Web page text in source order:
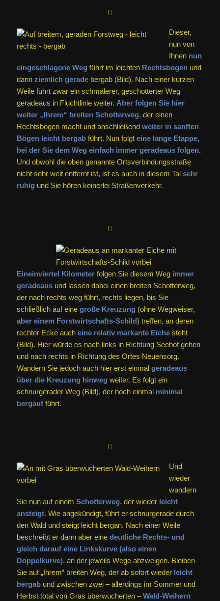
Dieser,
nun von
Ihnen nun
eingeschlagene Weg führt im leichten Rechtsbogenund
dann ziemlich geradebergab (Bild). Nach einer kurzen
Weile führt zwar ein schmälerer, geschotterter Weg
geradeaus in Fluchtlinie weiter. Aber folgen Sie hier
weiter „Ihrem“ breiten Schotterweg,der einen
Rechtsbogen macht und anschließend weiter in sanften
Bögen leicht bergabführt. Nun folgt eine lange Etappe,
bei der Sie dem Weg einfach immer geradeaus folgen.
Und obwohl die oben genannte Ortsverbindungsstraße
nicht sehr weit entfernt ist, ist es auch in diesem Tal sehr
ruhig und Sie hören keinerlei Straßenverkehr.
Eineinviertel Kilometerfolgen Sie diesem Weg immer
geradeausund lassen dabei einen breiten Schotterweg,
der nach rechts weg führt, rechts liegen, bis Sie
schließlich auf eine große Kreuzung (ohne Wegweiser,
aber einem Forstwirtschafts-Schild) treffen, an deren
rechter Ecke auch eine relativ markante Eichesteht
(Bild). Hier würde es nach links in Richtung Seehof gehen
und nach rechts in Richtung des Ortes Neuensorg.
Wandern Sie jedoch auch hier erst einmal geradeaus
über die Kreuzung hinweg weiter. Es folgt ein
schnurgerader Weg (Bild), der noch einmal minimal
bergaufführt.
Und
wieder
wandern
Sie nun auf einem Schotterweg,der wieder leicht
ansteigt. Wie angekündigt, führt er schnurgerade durch
den Wald und steigt leicht bergan. Nach einer Weile
beschreibt er dann aber eine deutliche Rechts- und
gleich darauf eine Linkskurve (also einen
Doppelkurve),an der jeweils Wege abzweigen. Bleiben
Sie auf „Ihrem“ breiten Weg, der ab sofort wieder leicht
bergabund zwischen zwei – allerdings im Sommer und
Herbst total von Gras überwucherten –Wald-Weihern